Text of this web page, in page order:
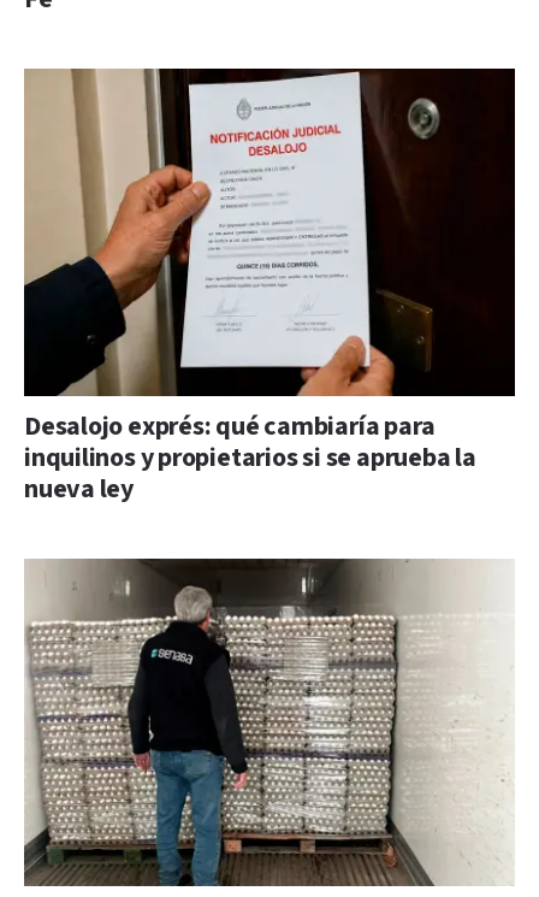
Desalojo exprés: qué cambiaría para
inquilinos y propietarios si se aprueba la
nueva ley